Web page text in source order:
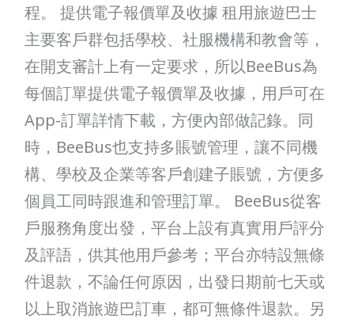
程。 提供電子報價單及收據 租用旅遊巴士
主要客戶群包括學校、社服機構和教會等，
在開支審計上有一定要求，所以BeeBus為
每個訂單提供電子報價單及收據，用戶可在
App-訂單詳情下載，方便內部做記錄。同
時，BeeBus也支持多賬號管理，讓不同機
構、學校及企業等客戶創建子賬號，方便多
個員工同時跟進和管理訂單。 BeeBus從客
戶服務角度出發，平台上設有真實用戶評分
及評語，供其他用戶參考；平台亦特設無條
件退款，不論任何原因，出發日期前七天或
以上取消旅遊巴訂車，都可無條件退款。另